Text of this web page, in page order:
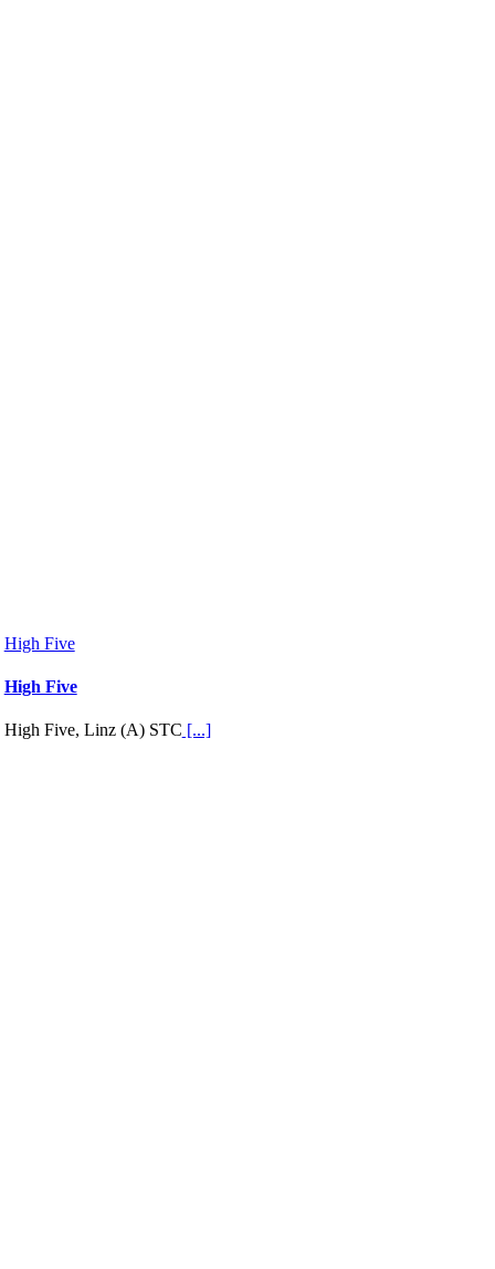
High Five
High Five
High Five, Linz (A) STC [...]